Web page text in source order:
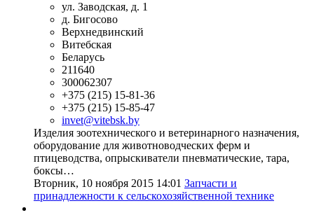
ул. Заводская, д. 1
д. Бигосово
Верхнедвинский
Витебская
Беларусь
211640
300062307
+375 (215) 15-81-36
+375 (215) 15-85-47
invet@vitebsk.by
Изделия зоотехнического и ветеринарного назначения,
оборудование для животноводческих ферм и
птицеводства, опрыскиватели пневматические, тара,
боксы…
Вторник, 10 ноября 2015 14:01 Запчасти и
принадлежности к сельскохозяйственной технике